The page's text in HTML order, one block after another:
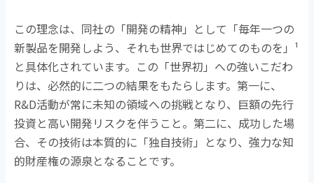
この理念は、同社の「開発の精神」として「毎年一つの
新製品を開発しよう、それも世界ではじめてのものを」 ¹
と具体化されています。この「世界初」への強いこだわ
りは、必然的に二つの結果をもたらします。第一に、
R&D活動が常に未知の領域への挑戦となり、巨額の先行
投資と高い開発リスクを伴うこと。第二に、成功した場
合、その技術は本質的に「独自技術」となり、強力な知
的財産権の源泉となることです。